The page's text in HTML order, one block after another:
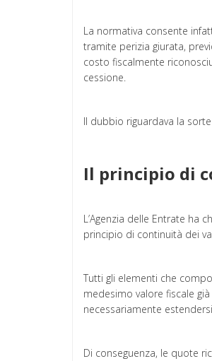
La normativa consente
tramite perizia giurata,
costo fiscalmente
cessione.
Il dubbio riguardava la
Il principio di
L’Agenzia delle Entrate ha
principio di continuità dei
Tutti gli elementi che
medesimo valore fiscale
necessariamente
Di conseguenza, le quote